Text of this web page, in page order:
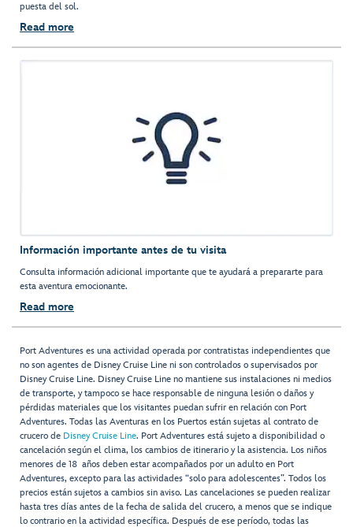
puesta del sol.
Read more
Información importante antes de tu visita
Consulta información adicional importante que te ayudará a prepararte para
esta aventura emocionante.
Read more
Port Adventures es una actividad operada por contratistas independientes que
no son agentes de Disney Cruise Line ni son controlados o supervisados por
Disney Cruise Line. Disney Cruise Line no mantiene sus instalaciones ni medios
de transporte, y tampoco se hace responsable de ninguna lesión o daños y
pérdidas materiales que los visitantes puedan sufrir en relación con Port
Adventures. Todas las Aventuras en los Puertos están sujetas al contrato de
crucero de Disney Cruise Line. Port Adventures está sujeto a disponibilidad o
cancelación según el clima, los cambios de itinerario y la asistencia. Los niños
menores de 18 años deben estar acompañados por un adulto en Port
Adventures, excepto para las actividades “solo para adolescentes”. Todos los
precios están sujetos a cambios sin aviso. Las cancelaciones se pueden realizar
hasta tres días antes de la fecha de salida del crucero, a menos que se indique
lo contrario en la actividad específica. Después de ese período, todas las